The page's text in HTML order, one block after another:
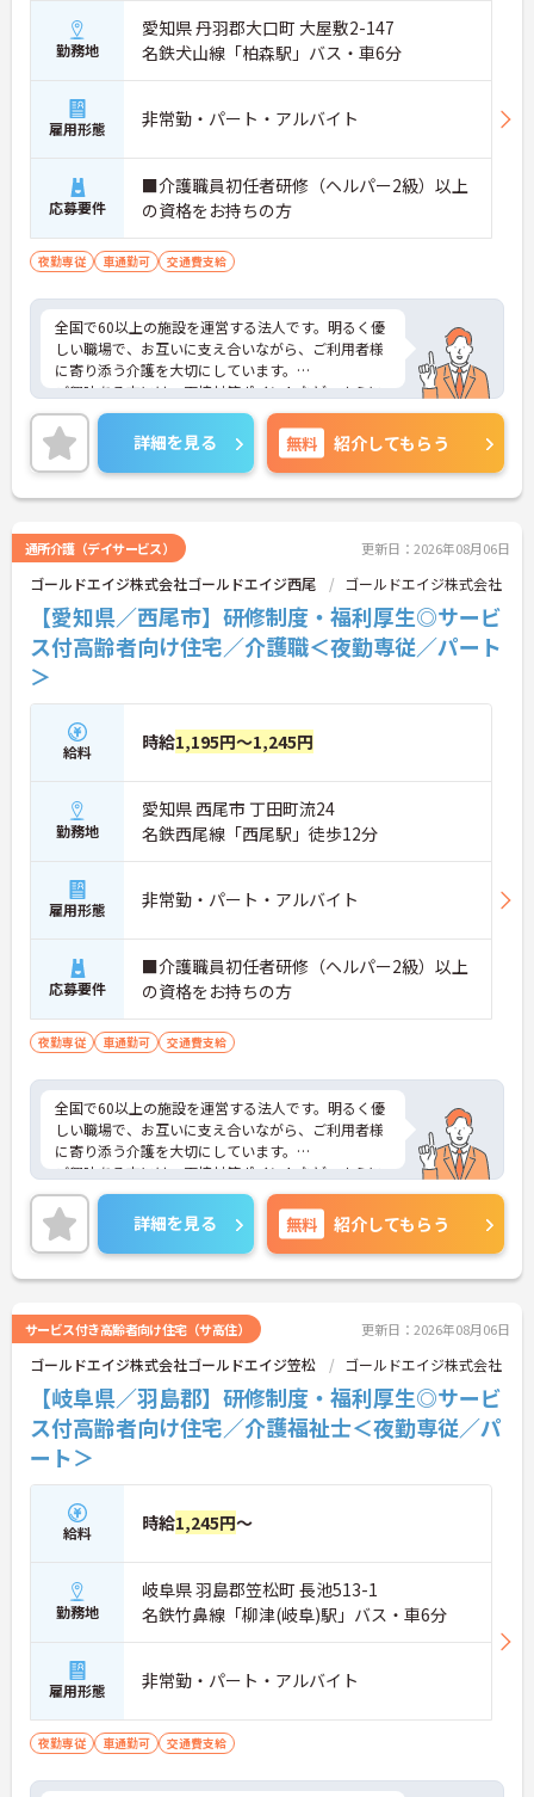
勤務地
愛知県 丹羽郡大口町 大屋敷2-147
名鉄犬山線「柏森駅」バス・車6分
雇用形態 非常勤・パート・アルバイト
応募要件
■介護職員初任者研修（ヘルパー2級）以上
の資格をお持ちの方
夜勤専従 車通勤可 交通費支給
全国で60以上の施設を運営する法人です。明るく優
しい職場で、お互いに支え合いながら、ご利用者様
に寄り添う介護を大切にしています。
ご興味ある方には、面接対策ポイントなど、さらに
詳細をお話しいたしますのでお気軽にご相談くださ
い！
詳細を見る 無料 紹介してもらう
通所介護（デイサービス） 更新日：2026年08月06日
ゴールドエイジ株式会社ゴールドエイジ西尾 ゴールドエイジ株式会社
【愛知県／西尾市】研修制度・福利厚生◎サービ
ス付高齢者向け住宅／介護職＜夜勤専従／パート
＞
給料 時給1,195円～1,245円
勤務地
愛知県 西尾市 丁田町流24
名鉄西尾線「西尾駅」徒歩12分
雇用形態 非常勤・パート・アルバイト
応募要件
■介護職員初任者研修（ヘルパー2級）以上
の資格をお持ちの方
夜勤専従 車通勤可 交通費支給
全国で60以上の施設を運営する法人です。明るく優
しい職場で、お互いに支え合いながら、ご利用者様
に寄り添う介護を大切にしています。
ご興味ある方には、面接対策ポイントなど、さらに
詳細をお話しいたしますのでお気軽にご相談くださ
い！
詳細を見る 無料 紹介してもらう
サービス付き高齢者向け住宅（サ高住） 更新日：2026年08月06日
ゴールドエイジ株式会社ゴールドエイジ笠松 ゴールドエイジ株式会社
【岐阜県／羽島郡】研修制度・福利厚生◎サービ
ス付高齢者向け住宅／介護福祉士＜夜勤専従／パ
ート＞
給料 時給1,245円～
勤務地
岐阜県 羽島郡笠松町 長池513-1
名鉄竹鼻線「柳津(岐阜)駅」バス・車6分
雇用形態 非常勤・パート・アルバイト
夜勤専従 車通勤可 交通費支給